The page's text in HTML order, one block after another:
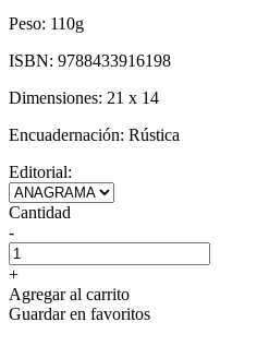
Peso: 110g
ISBN: 9788433916198
Dimensiones: 21 x 14
Encuadernación: Rústica
Editorial:
Cantidad
-
+
Agregar al carrito
Guardar en favoritos